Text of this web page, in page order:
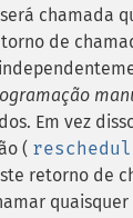
chamada
de
Em vez
(
retorno de